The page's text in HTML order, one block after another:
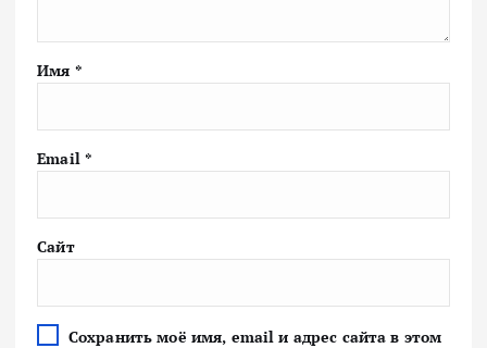
Имя *
Email *
Сайт
Сохранить моё имя, email и адрес сайта в этом